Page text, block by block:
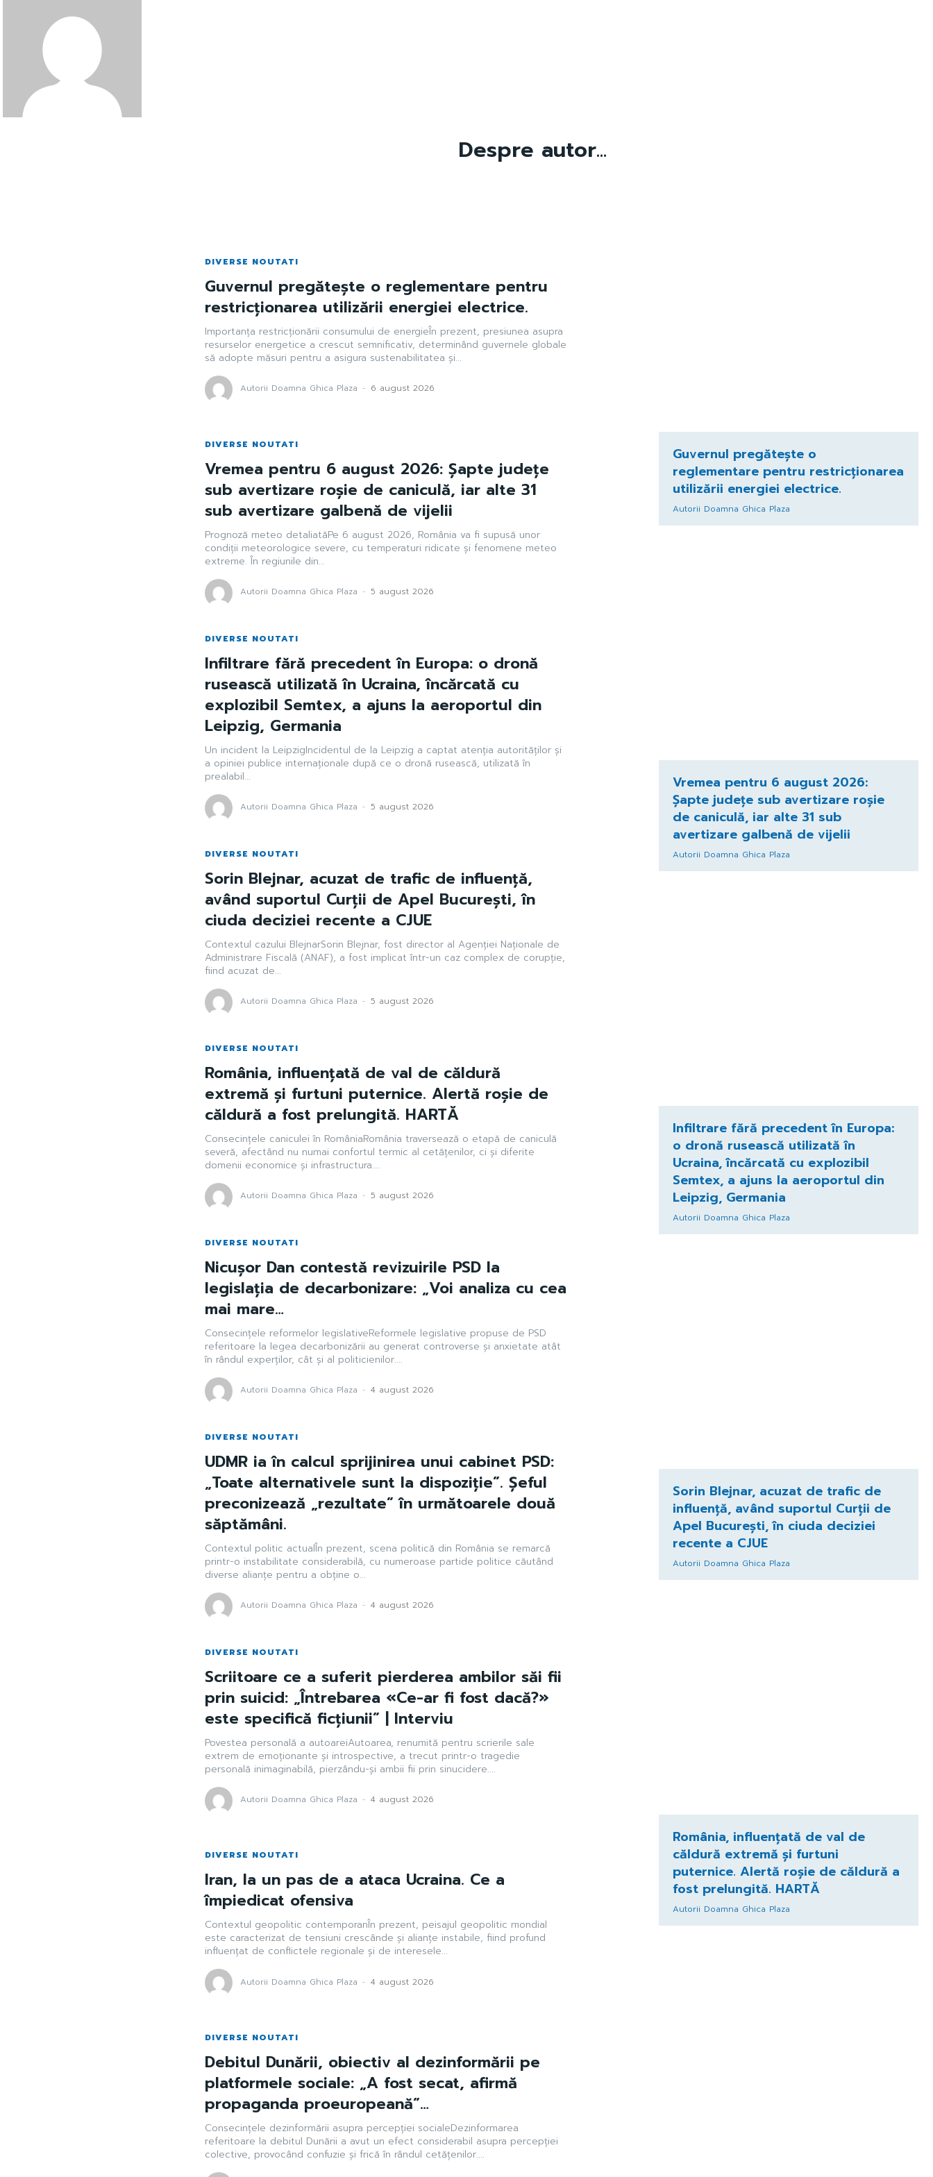
Despre autor...
DIVERSE NOUTATI
Guvernul pregătește o reglementare pentru
restricționarea utilizării energiei electrice.
Importanța restricționării consumului de energieÎn prezent, presiunea asupra
resurselor energetice a crescut semnificativ, determinând guvernele globale
să adopte măsuri pentru a asigura sustenabilitatea și...
Autorii Doamna Ghica Plaza - 6 august 2026
DIVERSE NOUTATI
Vremea pentru 6 august 2026: Șapte județe
sub avertizare roșie de caniculă, iar alte 31
sub avertizare galbenă de vijelii
Prognoză meteo detaliatăPe 6 august 2026, România va fi supusă unor
condiții meteorologice severe, cu temperaturi ridicate și fenomene meteo
extreme. În regiunile din...
Autorii Doamna Ghica Plaza - 5 august 2026
DIVERSE NOUTATI
Infiltrare fără precedent în Europa: o dronă
rusească utilizată în Ucraina, încărcată cu
explozibil Semtex, a ajuns la aeroportul din
Leipzig, Germania
Un incident la LeipzigIncidentul de la Leipzig a captat atenția autorităților și
a opiniei publice internaționale după ce o dronă rusească, utilizată în
prealabil...
Autorii Doamna Ghica Plaza - 5 august 2026
DIVERSE NOUTATI
Sorin Blejnar, acuzat de trafic de influență,
având suportul Curții de Apel București, în
ciuda deciziei recente a CJUE
Contextul cazului BlejnarSorin Blejnar, fost director al Agenției Naționale de
Administrare Fiscală (ANAF), a fost implicat într-un caz complex de corupție,
fiind acuzat de...
Autorii Doamna Ghica Plaza - 5 august 2026
DIVERSE NOUTATI
România, influențată de val de căldură
extremă și furtuni puternice. Alertă roșie de
căldură a fost prelungită. HARTĂ
Consecințele caniculei în RomâniaRomânia traversează o etapă de caniculă
severă, afectând nu numai confortul termic al cetățenilor, ci și diferite
domenii economice și infrastructura....
Autorii Doamna Ghica Plaza - 5 august 2026
DIVERSE NOUTATI
Nicușor Dan contestă revizuirile PSD la
legislația de decarbonizare: „Voi analiza cu cea
mai mare…
Consecințele reformelor legislativeReformele legislative propuse de PSD
referitoare la legea decarbonizării au generat controverse și anxietate atât
în rândul experților, cât și al politicienilor....
Autorii Doamna Ghica Plaza - 4 august 2026
DIVERSE NOUTATI
UDMR ia în calcul sprijinirea unui cabinet PSD:
„Toate alternativele sunt la dispoziție”. Șeful
preconizează „rezultate” în următoarele două
săptămâni.
Contextul politic actualÎn prezent, scena politică din România se remarcă
printr-o instabilitate considerabilă, cu numeroase partide politice căutând
diverse alianțe pentru a obține o...
Autorii Doamna Ghica Plaza - 4 august 2026
DIVERSE NOUTATI
Scriitoare ce a suferit pierderea ambilor săi fii
prin suicid: „Întrebarea «Ce-ar fi fost dacă?»
este specifică ficțiunii” | Interviu
Povestea personală a autoareiAutoarea, renumită pentru scrierile sale
extrem de emoționante și introspective, a trecut printr-o tragedie
personală inimaginabilă, pierzându-și ambii fii prin sinucidere....
Autorii Doamna Ghica Plaza - 4 august 2026
DIVERSE NOUTATI
Iran, la un pas de a ataca Ucraina. Ce a
împiedicat ofensiva
Contextul geopolitic contemporanÎn prezent, peisajul geopolitic mondial
este caracterizat de tensiuni crescânde și alianțe instabile, fiind profund
influențat de conflictele regionale și de interesele...
Autorii Doamna Ghica Plaza - 4 august 2026
DIVERSE NOUTATI
Debitul Dunării, obiectiv al dezinformării pe
platformele sociale: „A fost secat, afirmă
propaganda proeuropeană”…
Consecințele dezinformării asupra percepției socialeDezinformarea
referitoare la debitul Dunării a avut un efect considerabil asupra percepției
colective, provocând confuzie și frică în rândul cetățenilor....
Guvernul pregătește o
reglementare pentru restricționarea
utilizării energiei electrice.
Autorii Doamna Ghica Plaza
Vremea pentru 6 august 2026:
Șapte județe sub avertizare roșie
de caniculă, iar alte 31 sub
avertizare galbenă de vijelii
Autorii Doamna Ghica Plaza
Infiltrare fără precedent în Europa:
o dronă rusească utilizată în
Ucraina, încărcată cu explozibil
Semtex, a ajuns la aeroportul din
Leipzig, Germania
Autorii Doamna Ghica Plaza
Sorin Blejnar, acuzat de trafic de
influență, având suportul Curții de
Apel București, în ciuda deciziei
recente a CJUE
Autorii Doamna Ghica Plaza
România, influențată de val de
căldură extremă și furtuni
puternice. Alertă roșie de căldură a
fost prelungită. HARTĂ
Autorii Doamna Ghica Plaza